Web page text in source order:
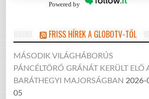
Powered by
FRISS HÍREK A GLOBOTV-TŐL
MÁSODIK VILÁGHÁBORÚS
PÁNCÉLTÖRŐ GRÁNÁT KERÜLT ELŐ
BARÁTHEGYI MAJORSÁGBAN 2026-
05